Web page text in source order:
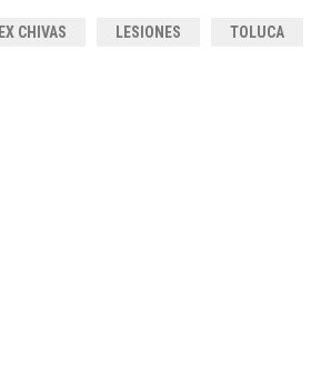
EX CHIVAS LESIONES TOLUCA